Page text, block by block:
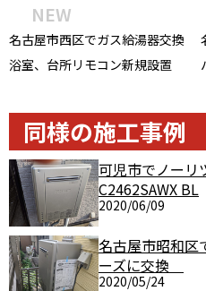
NEW
名古屋市西区でガス給湯器交換
浴室、台所リモコン新規設置
同様の施工事例
可児市でノー
C2462SAWX BL
2020/06/09
名古屋市昭和区
ーズに交換
2020/05/24